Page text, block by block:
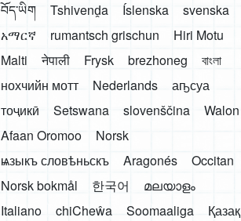
བོད་ཡིག
Tshivenḓa Íslenska
svenska
አማርኛ
rumantsch grischun
Hiri Motu
Malti
नेपाली Frysk brezhoneg
বাংলা
нохчийн мотт
Nederlands
аҧсуа
тоҷикӣ
Setswana slovenščina
Walon
Afaan Oromoo
Norsk
ѩзыкъ словѣньскъ
Aragonés
Occitan
Norsk bokmål
한국어
മലയാളം
Italiano
chiCheŵa Soomaaliga
Қазақ